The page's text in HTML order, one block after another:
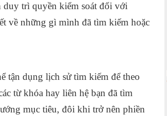
trì quyền kiểm soát đối với
về những gì mình đã tìm kiếm hoặc
tận dụng lịch sử tìm kiếm để theo
từ khóa hay liên hệ bạn đã tìm
mục tiêu, đôi khi trở nên phiền